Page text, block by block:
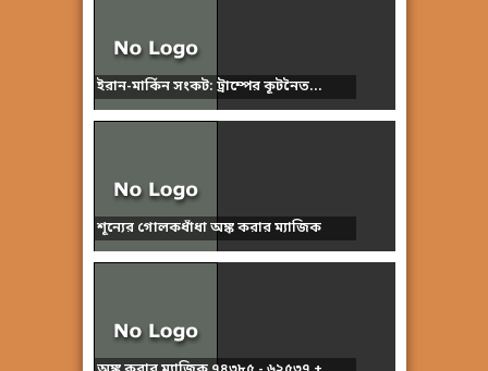
ইরান-মার্কিন সংকট: ট্রাম্পের কূটনৈত...
শূন্যের গোলকধাঁধা অঙ্ক করার ম্যাজিক